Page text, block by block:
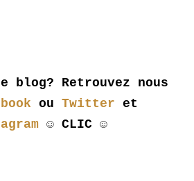
blog? Retrouvez nous
ou Twitter et
☺ CLIC ☺